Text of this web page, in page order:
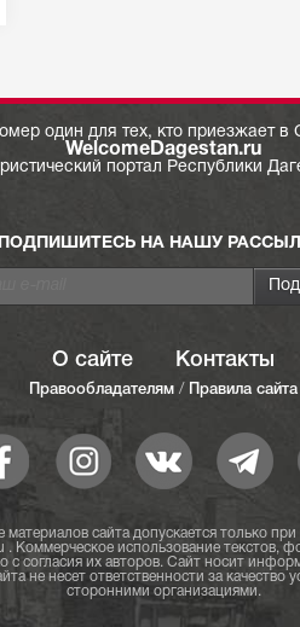
один для тех, кто приезжает в
WelcomeDagestan.ru
портал Республики
ПОДПИШИТЕСЬ НА НАШУ
О сайте Контакты
Правообладателям / Правила сайта
материалов сайта допускается только
. Коммерческое использование текстов,
с согласия их авторов. Сайт носит
не несет ответственности за качество
сторонними организациями.